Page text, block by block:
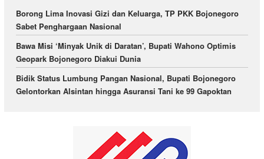
Borong Lima Inovasi Gizi dan Keluarga, TP PKK Bojonegoro
Sabet Penghargaan Nasional
Bawa Misi ‘Minyak Unik di Daratan’, Bupati Wahono Optimis
Geopark Bojonegoro Diakui Dunia
Bidik Status Lumbung Pangan Nasional, Bupati Bojonegoro
Gelontorkan Alsintan hingga Asuransi Tani ke 99 Gapoktan